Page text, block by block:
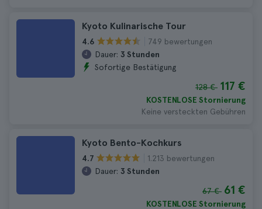
Kyoto Kulinarische Tour
4.6
749 bewertungen
Dauer: 3 Stunden
Sofortige Bestätigung
128 € 117 €
KOSTENLOSE Stornierung
Keine versteckten Gebühren
Kyoto Bento-Kochkurs
4.7
1.213 bewertungen
Dauer: 3 Stunden
67 € 61 €
KOSTENLOSE Stornierung